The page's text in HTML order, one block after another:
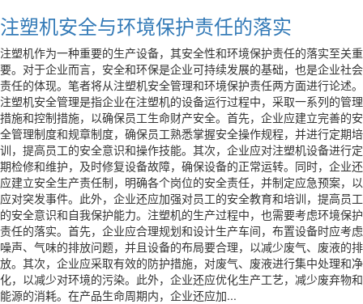
注塑机安全与环境保护责任的落实
注塑机作为一种重要的生产设备，其安全性和环境保护责任的落实至关重
要。对于企业而言，安全和环保是企业可持续发展的基础，也是企业社会
责任的体现。笔者将从注塑机安全管理和环境保护责任两方面进行论述。
注塑机安全管理是指企业在注塑机的设备运行过程中，采取一系列的管理
措施和控制措施，以确保员工生命财产安全。首先，企业应建立完善的安
全管理制度和规章制度，确保员工熟悉掌握安全操作规程，并进行定期培
训，提高员工的安全意识和操作技能。其次，企业应对注塑机设备进行定
期检修和维护，及时修复设备故障，确保设备的正常运转。同时，企业还
应建立安全生产责任制，明确各个岗位的安全责任，并制定应急预案，以
应对突发事件。此外，企业还应加强对员工的安全教育和培训，提高员工
的安全意识和自我保护能力。注塑机的生产过程中，也需要考虑环境保护
责任的落实。首先，企业应合理规划和设计生产车间，布置设备时应考虑
噪声、气味的排放问题，并且设备的布局要合理，以减少废气、废液的排
放。其次，企业应采取有效的防护措施，对废气、废液进行集中处理和净
化，以减少对环境的污染。此外，企业还应优化生产工艺，减少废弃物和
能源的消耗。在产品生命周期内，企业还应加...